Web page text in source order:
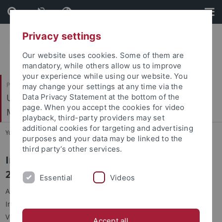
Skip
to
content
Skip
to
footer
Philosophische Fakultät
Ur- und Frühgeschichte und Archäologie des
Mittelalters
You are here: Startseite ... Aktuelles
Institutskolloquium Sommersemester
2026
Ab dem 22. April findet wieder mittwochs, 12:15 Uhr das
Institutskolloquium mit einer breiten Palette interessanter
Vorträge von Institutsangehörigen und Externen im Raum 212
Privacy settings
Our website uses cookies. Some of them are
mandatory, while others allow us to improve
your experience while using our website. You
may change your settings at any time via the
Data Privacy Statement at the bottom of the
page. When you accept the cookies for video
playback, third-party providers may set
additional cookies for targeting and advertising
purposes and your data may be linked to the
third party’s other services.
Essential Videos